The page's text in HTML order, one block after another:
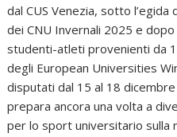
dal CUS Venezia, sotto l’egida
dei CNU Invernali 2025 e
studenti-atleti provenienti da
degli European Universities
disputati dal 15 al 18
prepara ancora una volta a
per lo sport universitario sulla